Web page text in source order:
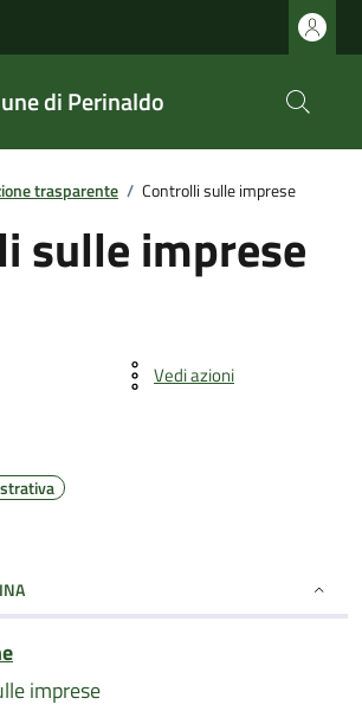
di Perinaldo
trasparente / Controlli sulle imprese
sulle imprese
Vedi azioni
imprese